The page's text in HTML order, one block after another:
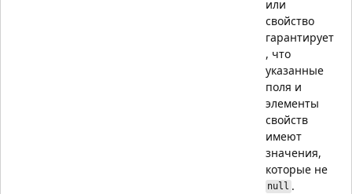
или
свойство
гарантирует
, что
указанные
поля и
элементы
свойств
имеют
значения,
которые не
null .